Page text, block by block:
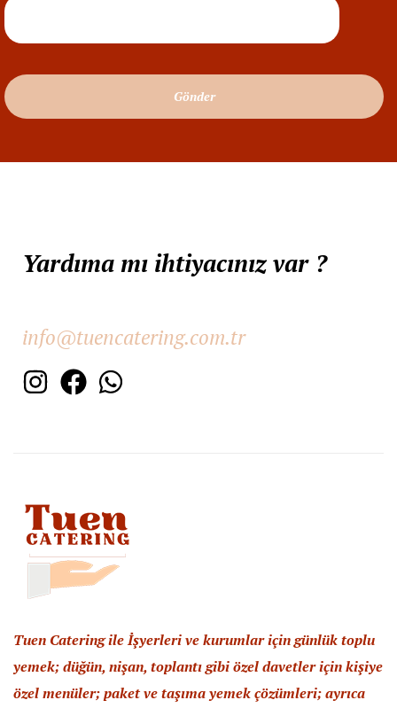
Yardıma mı ihtiyacınız var ?
info@tuencatering.com.tr
Tuen Catering ile İşyerleri ve kurumlar için günlük toplu
yemek; düğün, nişan, toplantı gibi özel davetler için kişiye
özel menüler; paket ve taşıma yemek çözümleri; ayrıca